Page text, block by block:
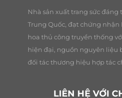
Nhà sản xuất trang sức đáng
Trung Quốc, đạt chứng
hoa thủ công truyền thống
hiện đại, nguồn nguyên liệu
đối tác thương hiệu hợp tác
LIÊN HỆ VỚI